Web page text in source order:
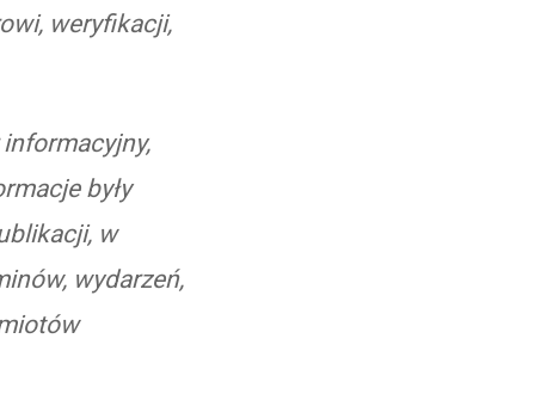
weryfikacji,
były
w
wydarzeń,